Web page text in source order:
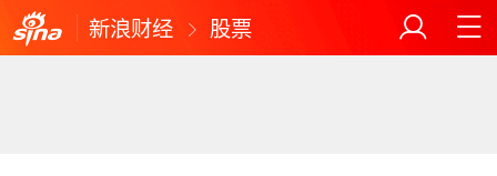
新浪财经 股票